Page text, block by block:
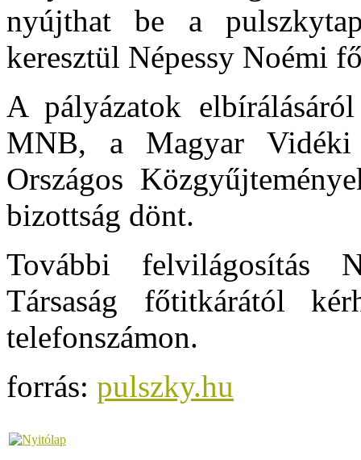
nyújthat be a
keresztül Népessy Noémi
A pályázatok
MNB, a Magyar Vidéki
Országos
bizottság dönt.
További felvilágosítás
Társaság főtitkárától
telefonszámon.
forrás: pulszky.hu